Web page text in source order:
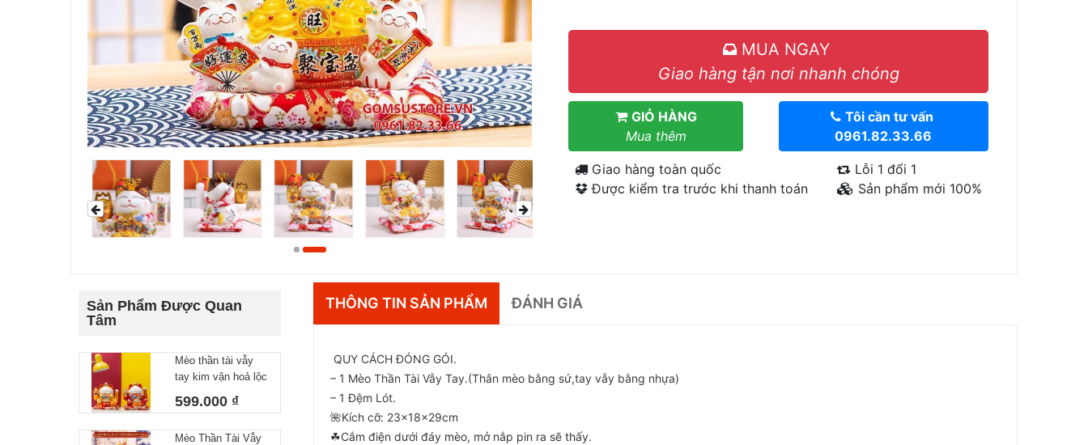
MUA NGAY
Giao hàng tận nơi nhanh chóng
GIỎ HÀNG
Mua thêm
Tôi cần tư vấn
0961.82.33.66
Giao hàng toàn quốc
Được kiểm tra trước khi thanh toán
Lỗi 1 đổi 1
Sản phẩm mới 100%
Sản Phẩm Được Quan
Tâm
Mèo thần tài vẫy
tay kim vận hoả lộc
599.000 ₫
Mèo Thần Tài Vẫy
THÔNG TIN SẢN PHẨM ĐÁNH GIÁ
QUY CÁCH ĐÓNG GÓI.
– 1 Mèo Thần Tài Vẫy Tay.(Thân mèo bằng sứ,tay vẫy bằng nhựa)
– 1 Đệm Lót.
🌺Kích cỡ: 23x18x29cm
☘Cắm điện dưới đáy mèo, mở nắp pin ra sẽ thấy.